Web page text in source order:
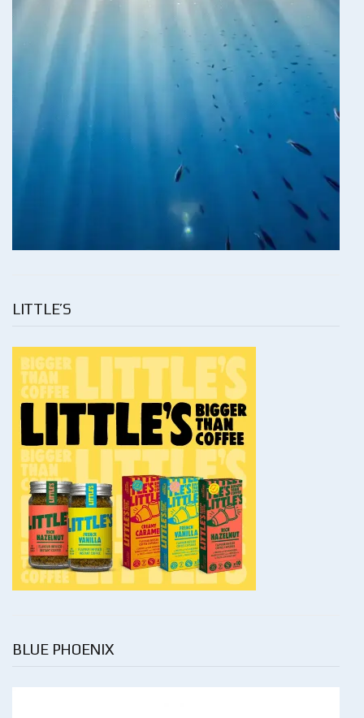
LITTLE’S
BLUE PHOENIX